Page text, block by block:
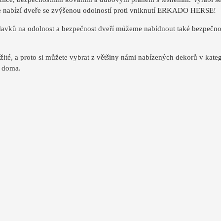
nabízí dveře se zvýšenou odolností proti vniknutí ERKADO HERSE!
na odolnost a bezpečnost dveří můžeme nabídnout také
a proto si můžete vybrat z většiny námi nabízených dekorů v